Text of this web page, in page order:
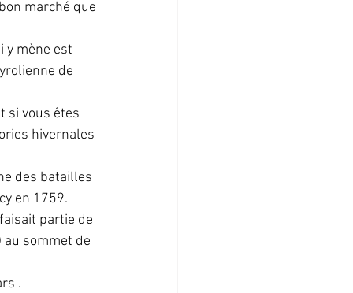
marché que
y mène est
de
si vous êtes
hivernales
des batailles
en 1759.
partie de
sommet de
.